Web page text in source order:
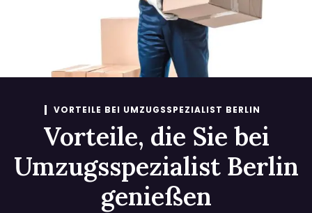
VORTEILE BEI UMZUGSSPEZIALIST BERLIN
Vorteile, die Sie bei
Umzugsspezialist Berlin
genießen